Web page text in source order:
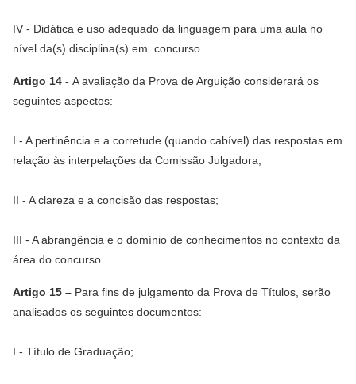
IV - Didática e uso adequado da linguagem para uma aula no
nível da(s) disciplina(s) em concurso.
Artigo 14 - A avaliação da Prova de Arguição considerará os
seguintes aspectos:
I - A pertinência e a corretude (quando cabível) das respostas em
relação às interpelações da Comissão Julgadora;
II - A clareza e a concisão das respostas;
III - A abrangência e o domínio de conhecimentos no contexto da
área do concurso.
Artigo 15 – Para fins de julgamento da Prova de Títulos, serão
analisados os seguintes documentos:
I - Título de Graduação;